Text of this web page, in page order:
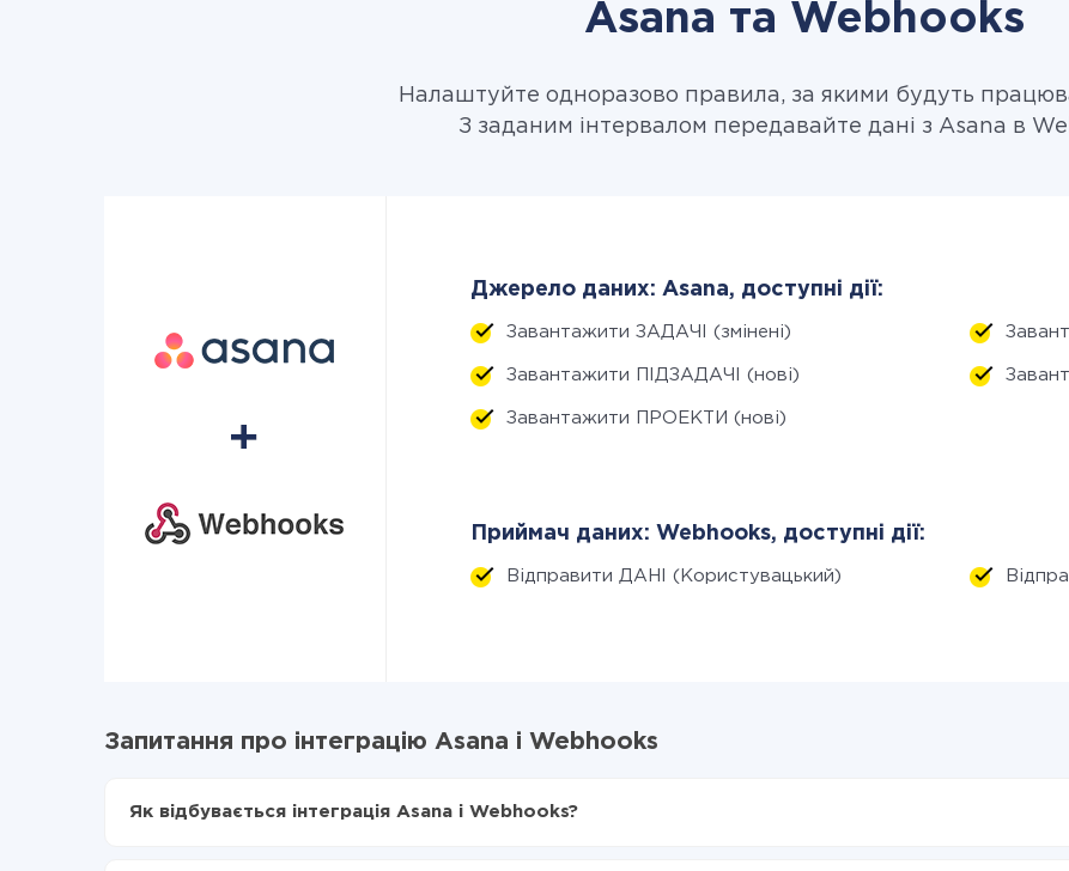
Asana та Webhooks
Налаштуйте одноразово правила, за якими будуть
З заданим інтервалом передавайте дані з Asana в
Джерело даних: Asana, доступні дії:
Завантажити ЗАДАЧІ (змінені)
Завантажити ПІДЗАДАЧІ (нові)
Завантажити ПРОЕКТИ (нові)
Приймач даних: Webhooks, доступні дії:
Відправити ДАНІ (Користувацький)
Запитання про інтеграцію Asana і Webhooks
Як відбувається інтеграція Asana і Webhooks?